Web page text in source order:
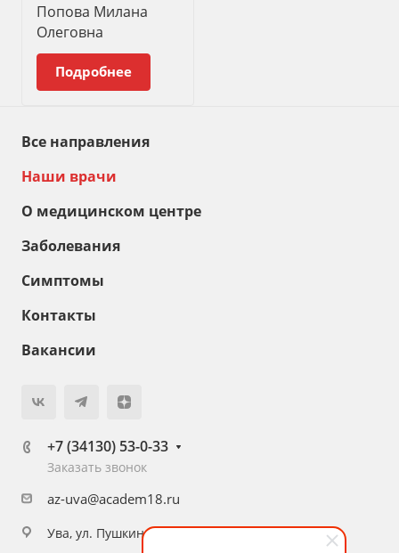
Попова Милана
Олеговна
Подробнее
Все направления
Наши врачи
О медицинском центре
Заболевания
Симптомы
Контакты
Вакансии
+7 (34130) 53-0-33
Заказать звонок
az-uva@academ18.ru
Ува, ул. Пушкина, 36